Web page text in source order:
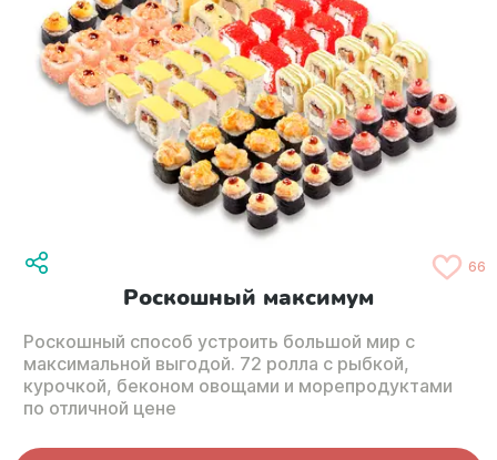
66
Роскошный максимум
Роскошный способ устроить большой мир с
максимальной выгодой. 72 ролла с рыбкой,
курочкой, беконом овощами и морепродуктами
по отличной цене